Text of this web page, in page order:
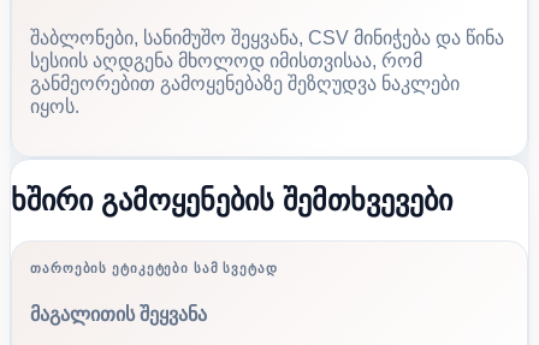
შაბლონები, სანიმუშო შეყვანა, CSV მინიჭება და წინა
სესიის აღდგენა მხოლოდ იმისთვისაა, რომ
განმეორებით გამოყენებაზე შეზღუდვა ნაკლები
იყოს.
ხშირი გამოყენების შემთხვევები
ᲗᲐᲠᲝᲔᲑᲘᲡ ᲔᲢᲘᲙᲔᲢᲔᲑᲘ ᲡᲐᲛ ᲡᲕᲔᲢᲐᲓ
მაგალითის შეყვანა